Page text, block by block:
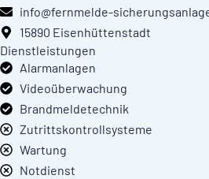
info@fernmelde-
15890 Eisenhüttenstadt
Dienstleistungen
Alarmanlagen
Videoüberwachung
Brandmeldetechnik
Zutrittskontrollsysteme
Wartung
Notdienst